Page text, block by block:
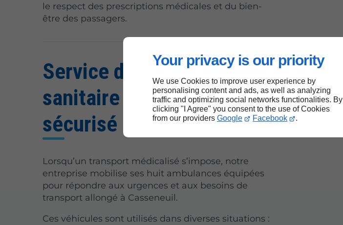
Your privacy is our priority
We use Cookies to improve user experience by
personalising content and ads, as well as analyzing
traffic and optimizing social networks functionalities. By
clicking "I Agree" you consent to the use of Cookies
from our providers Google Facebook .
le respect des prescriptions médicales et du bien-
être des passagers.
Service de transport
sanitaire en ambulance
sécurisé à Casseneuil
Lorsqu’un transport médicalisé s’impose, notre
entreprise mobilise ses huit ambulances équipées
pour répondre aux urgences et aux besoins de
transport allongé à Casseneuil.
Ces véhicules sont utilisés dans diverses situations :